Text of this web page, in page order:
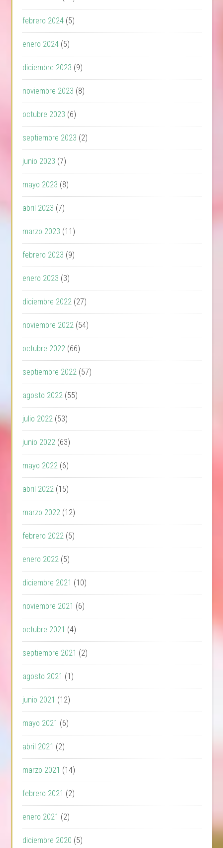
febrero 2024 (5)
enero 2024 (5)
diciembre 2023 (9)
noviembre 2023 (8)
octubre 2023 (6)
septiembre 2023 (2)
junio 2023 (7)
mayo 2023 (8)
abril 2023 (7)
marzo 2023 (11)
febrero 2023 (9)
enero 2023 (3)
diciembre 2022 (27)
noviembre 2022 (54)
octubre 2022 (66)
septiembre 2022 (57)
agosto 2022 (55)
julio 2022 (53)
junio 2022 (63)
mayo 2022 (6)
abril 2022 (15)
marzo 2022 (12)
febrero 2022 (5)
enero 2022 (5)
diciembre 2021 (10)
noviembre 2021 (6)
octubre 2021 (4)
septiembre 2021 (2)
agosto 2021 (1)
junio 2021 (12)
mayo 2021 (6)
abril 2021 (2)
marzo 2021 (14)
febrero 2021 (2)
enero 2021 (2)
diciembre 2020 (5)